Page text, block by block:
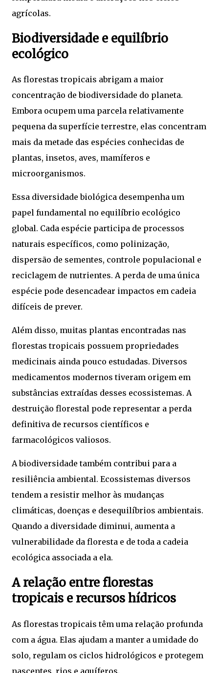
agrícolas.
Biodiversidade e equilíbrio
ecológico
As florestas tropicais abrigam a maior
concentração de biodiversidade do planeta.
Embora ocupem uma parcela relativamente
pequena da superfície terrestre, elas concentram
mais da metade das espécies conhecidas de
plantas, insetos, aves, mamíferos e
microorganismos.
Essa diversidade biológica desempenha um
papel fundamental no equilíbrio ecológico
global. Cada espécie participa de processos
naturais específicos, como polinização,
dispersão de sementes, controle populacional e
reciclagem de nutrientes. A perda de uma única
espécie pode desencadear impactos em cadeia
difíceis de prever.
Além disso, muitas plantas encontradas nas
florestas tropicais possuem propriedades
medicinais ainda pouco estudadas. Diversos
medicamentos modernos tiveram origem em
substâncias extraídas desses ecossistemas. A
destruição florestal pode representar a perda
definitiva de recursos científicos e
farmacológicos valiosos.
A biodiversidade também contribui para a
resiliência ambiental. Ecossistemas diversos
tendem a resistir melhor às mudanças
climáticas, doenças e desequilíbrios ambientais.
Quando a diversidade diminui, aumenta a
vulnerabilidade da floresta e de toda a cadeia
ecológica associada a ela.
A relação entre florestas
tropicais e recursos hídricos
As florestas tropicais têm uma relação profunda
com a água. Elas ajudam a manter a umidade do
solo, regulam os ciclos hidrológicos e protegem